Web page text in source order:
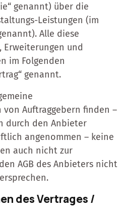
genannt) über die
Leistungen (im
Alle diese
Erweiterungen und
im Folgenden
genannt.
von Auftraggebern finden –
durch den Anbieter
angenommen – keine
auch nicht zur
AGB des Anbieters nicht
des Vertrages /